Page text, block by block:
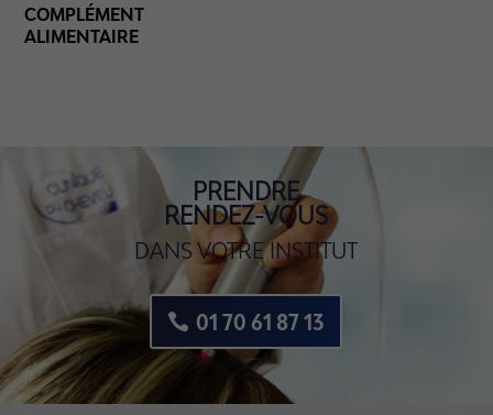
COMPLÉMENT
ALIMENTAIRE
PRENDRE
RENDEZ-VOUS
DANS VOTRE INSTITUT
01 70 61 87 13